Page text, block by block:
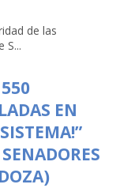
de las
S...
EN